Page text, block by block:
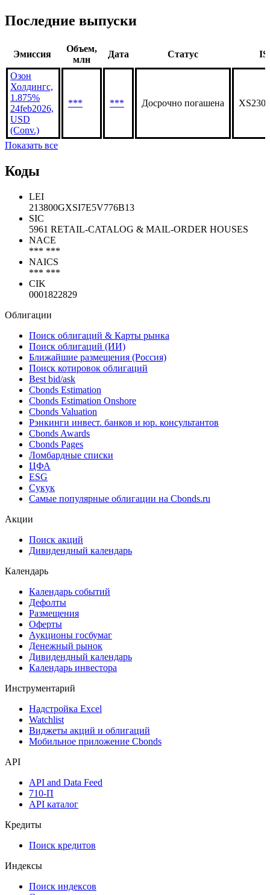
Последние выпуски
Эмиссия
Объем,
млн
Дата Статус
Озон
Холдингс,
1.875%
24feb2026,
USD
(Conv.)
*** *** Досрочно погашена
Показать все
Коды
LEI
213800GXSI7E5V776B13
SIC
5961 RETAIL-CATALOG & MAIL-ORDER HOUSES
NACE
*** ***
NAICS
*** ***
CIK
0001822829
Облигации
Поиск облигаций & Карты рынка
Поиск облигаций (ИИ)
Ближайшие размещения (Россия)
Поиск котировок облигаций
Best bid/ask
Cbonds Estimation
Cbonds Estimation Onshore
Cbonds Valuation
Рэнкинги инвест. банков и юр. консультантов
Cbonds Awards
Cbonds Pages
Ломбардные списки
ЦФА
ESG
Сукук
Самые популярные облигации на Cbonds.ru
Акции
Поиск акций
Дивидендный календарь
Календарь
Календарь событий
Дефолты
Размещения
Оферты
Аукционы госбумаг
Денежный рынок
Дивидендный календарь
Календарь инвестора
Инструментарий
Надстройка Excel
Watchlist
Виджеты акций и облигаций
Мобильное приложение Cbonds
API
API and Data Feed
710-П
API каталог
Кредиты
Поиск кредитов
Индексы
Поиск индексов